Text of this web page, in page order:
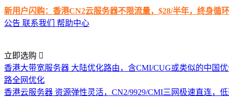
新用户闪购：香港CN2云服务器不限流量，$28/半年，终身循
公告 联系我们 帮助中心
立即选购
香港大带宽服务器 大陆优化路由，含CMI/CUG或类似的中国
路全网优化
香港云服务器 资源弹性灵活，CN2/9929/CMI三网极速直连，